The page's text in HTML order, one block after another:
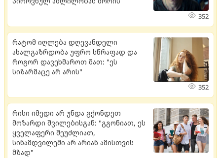
352
რატომ იღლება დღევანდელი
ახალგაზრდობა უფრო სწრაფად და
როგორ დავეხმაროთ მათ: "ეს
სიზარმაცე არ არის"
352
რისი იმედი არ უნდა გქონდეთ
მოზარდი შვილებისგან: "გგონიათ, ეს
ყველაფერი შეუძლიათ,
სინამდვილეში არ არიან ამისთვის
მზად"